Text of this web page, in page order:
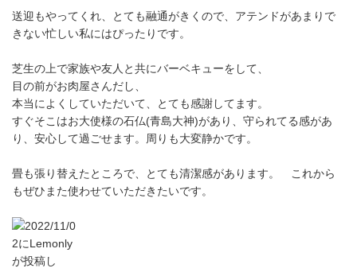
送迎もやってくれ、とても融通がきくので、アテンドがあまりで
きない忙しい私にはぴったりです。
芝生の上で家族や友人と共にバーベキューをして、
目の前がお肉屋さんだし、
本当によくしていただいて、とても感謝してます。
すぐそこはお大使様の石仏(青島大神)があり、守られてる感があ
り、安心して過ごせます。周りも大変静かです。
畳も張り替えたところで、とても清潔感があります。 これから
もぜひまた使わせていただきたいです。